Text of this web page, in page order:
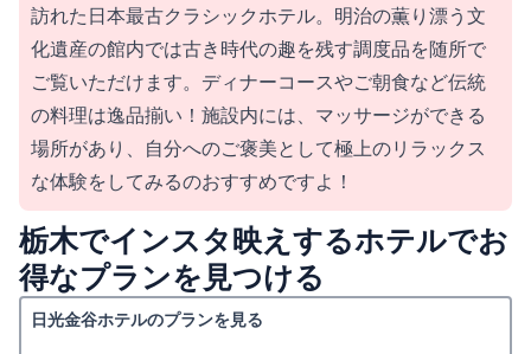
訪れた日本最古クラシックホテル。明治の薫り漂う文
化遺産の館内では古き時代の趣を残す調度品を随所で
ご覧いただけます。ディナーコースやご朝食など伝統
の料理は逸品揃い！施設内には、マッサージができる
場所があり、自分へのご褒美として極上のリラックス
な体験をしてみるのおすすめですよ！
栃木でインスタ映えするホテルでお
得なプランを見つける
日光金谷ホテルのプランを見る